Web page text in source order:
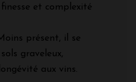
et complexité
présent, il se
graveleux,
aux vins.